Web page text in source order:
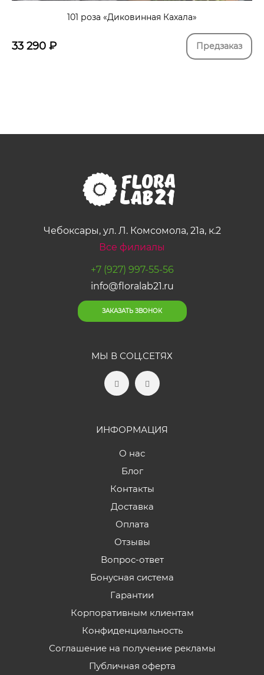
101 роза «Диковинная Кахала»
33 290 ₽ Предзаказ
Чебоксары, ул. Л. Комсомола, 21а, к.2
Все филиалы
+7 (927) 997-55-56
info@floralab21.ru
ЗАКАЗАТЬ ЗВОНОК
МЫ В СОЦ.СЕТЯХ
ИНФОРМАЦИЯ
О нас
Блог
Контакты
Доставка
Оплата
Отзывы
Вопрос-ответ
Бонусная система
Гарантии
Корпоративным клиентам
Конфиденциальность
Соглашение на получение рекламы
Публичная оферта